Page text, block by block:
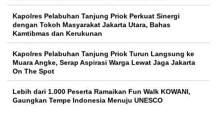
Kapolres Pelabuhan Tanjung Priok Perkuat Sinergi
dengan Tokoh Masyarakat Jakarta Utara, Bahas
Kamtibmas dan Kerukunan
Kapolres Pelabuhan Tanjung Priok Turun Langsung ke
Muara Angke, Serap Aspirasi Warga Lewat Jaga Jakarta
On The Spot
Lebih dari 1.000 Peserta Ramaikan Fun Walk KOWANI,
Gaungkan Tempe Indonesia Menuju UNESCO